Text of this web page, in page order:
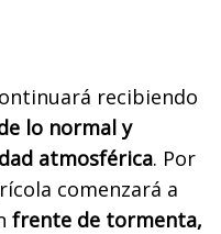
recibiendo
lo normal y
atmosférica. Por
comenzará a
frente de tormenta,